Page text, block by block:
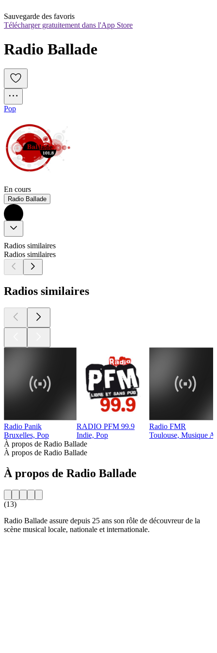
Sauvegarde des favoris
Télécharger gratuitement dans l'App Store
Radio Ballade
Pop
En cours
Radio Ballade
Radios similaires
Radios similaires
Radios similaires
Radio Panik
Bruxelles, Pop
RADIO PFM 99.9
Indie, Pop
Radio FMR
Toulouse, Musique
À propos de Radio Ballade
À propos de Radio Ballade
À propos de Radio Ballade
(13)
Radio Ballade assure depuis 25 ans son rôle de découvreur de la
scène musical locale, nationale et internationale.